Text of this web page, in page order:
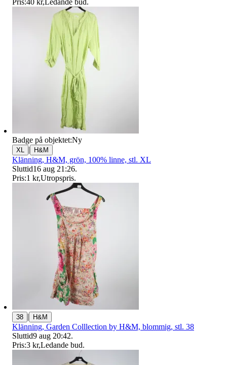
Pris:40 kr, Ledande bud.
Badge på objektet:Ny
XL | H&M
Klänning, H&M, grön, 100% linne, stl. XL
Sluttid16 aug 21:26.
Pris:1 kr,Utropspris.
38 | H&M
Klänning, Garden Colllection by H&M, blommig, stl. 38
Sluttid9 aug 20:42.
Pris:3 kr,Ledande bud.